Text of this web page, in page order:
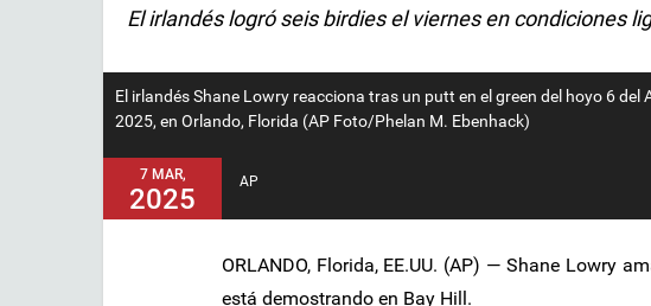
El irlandés logró seis birdies el viernes en condiciones
El irlandés Shane Lowry reacciona tras un putt en el green del hoyo 6
2025, en Orlando, Florida (AP Foto/Phelan M. Ebenhack)
7 MAR,
2025
AP
ORLANDO, Florida, EE.UU. (AP) — Shane Lowry
está demostrando en Bay Hill.